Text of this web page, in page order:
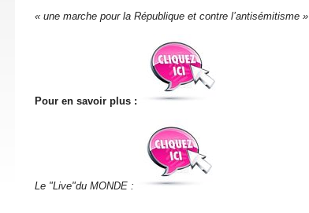
« une marche pour la République et contre l’antisémitisme »
Pour en savoir plus :
Le "Live"du MONDE :